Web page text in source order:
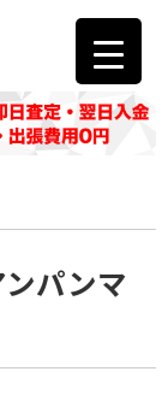
ンパンマ